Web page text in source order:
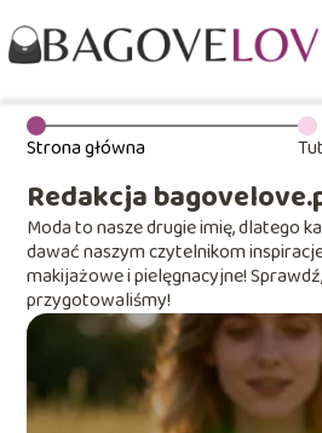
Strona główna
Redakcja
Moda to nasze drugie imię, dlatego
dawać naszym czytelnikom
makijażowe i pielęgnacyjne!
przygotowaliśmy!